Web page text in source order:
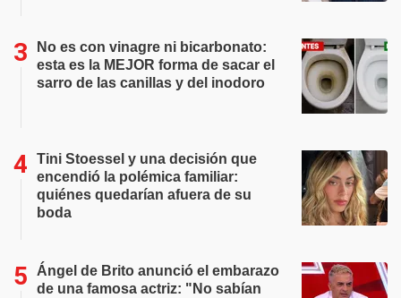
No es con vinagre ni bicarbonato:
esta es la MEJOR forma de sacar el
sarro de las canillas y del inodoro
Tini Stoessel y una decisión que
encendió la polémica familiar:
quiénes quedarían afuera de su
boda
Ángel de Brito anunció el embarazo
de una famosa actriz: "No sabían